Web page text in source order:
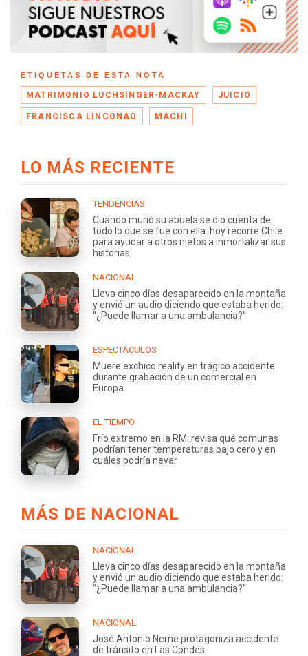
ETIQUETAS DE ESTA NOTA
MATRIMONIO LUCHSINGER-MACKAY JUICIO
FRANCISCA LINCONAO MACHI
LO MÁS RECIENTE
TENDENCIAS
Cuando murió su abuela se dio cuenta de
todo lo que se fue con ella: hoy recorre Chile
para ayudar a otros nietos a inmortalizar sus
historias
NACIONAL
Lleva cinco días desaparecido en la montaña
y envió un audio diciendo que estaba herido:
“¿Puede llamar a una ambulancia?”
ESPECTÁCULOS
Muere exchico reality en trágico accidente
durante grabación de un comercial en
Europa
EL TIEMPO
Frío extremo en la RM: revisa qué comunas
podrían tener temperaturas bajo cero y en
cuáles podría nevar
MÁS DE NACIONAL
NACIONAL
Lleva cinco días desaparecido en la montaña
y envió un audio diciendo que estaba herido:
“¿Puede llamar a una ambulancia?”
NACIONAL
José Antonio Neme protagoniza accidente
de tránsito en Las Condes